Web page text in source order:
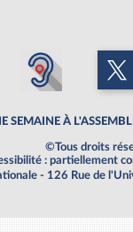
SEMAINE À
©Tous droits
: partiellement
- 126 Rue de